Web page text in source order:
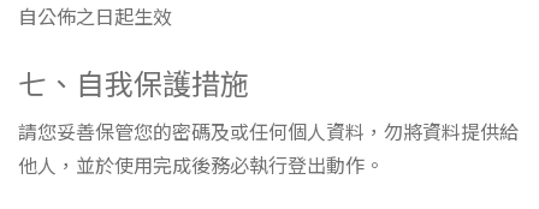
自公佈之日起生效
七、自我保護措施
請您妥善保管您的密碼及或任何個人資料，勿將資料提供給
他人，並於使用完成後務必執行登出動作。